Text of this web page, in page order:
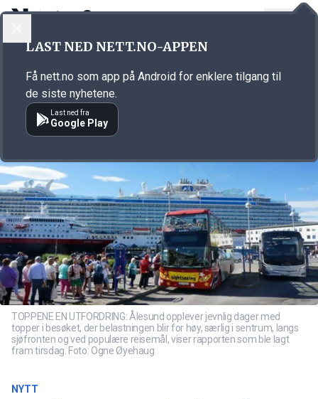
Annonsørinnhold
TOPPENE EN UTFORDRING: Ålesund opplever jevnlig dager med
topper i besøket, der belastningen blir for høy, særlig i sentrum, langs
sjøfronten og ved populære reisemål, viser rapporten som ble lagt
fram tirsdag. Foto: Ogne Øyehaug
NYTT
LAST NED NETT.NO-APPEN
Få nett.no som app på Android for enklere tilgang til
de siste nyhetene.
Last ned fra
Google Play